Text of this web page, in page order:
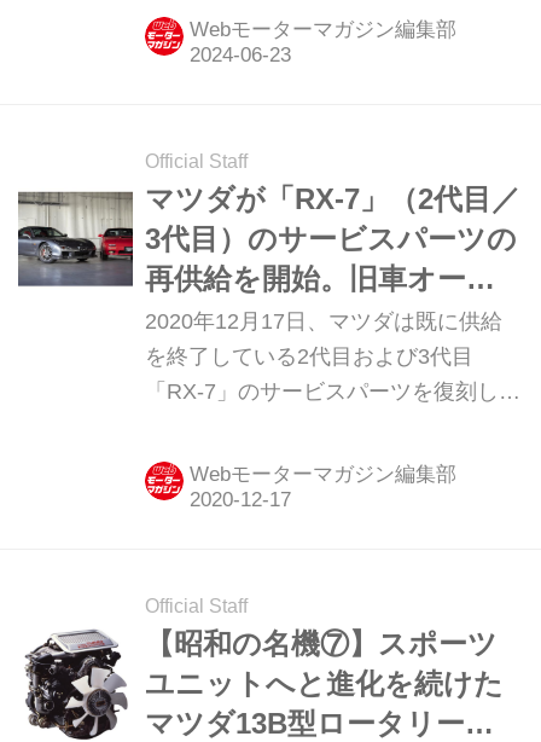
キットでロタリーエンジンの実力の高
さを証明した、マツダ サバンナGTの
Webモーターマガジン編集部
Official Staff
マツダが「RX-7」（2代目／
3代目）のサービスパーツの
再供給を開始。旧車オーナ
ーに朗報！
2020年12月17日、マツダは既に供給
を終了している2代目および3代目
「RX-7」のサービスパーツを復刻して
Webモーターマガジン編集部
Official Staff
【昭和の名機⑦】スポーツ
ユニットへと進化を続けた
マツダ13B型ロータリーエ